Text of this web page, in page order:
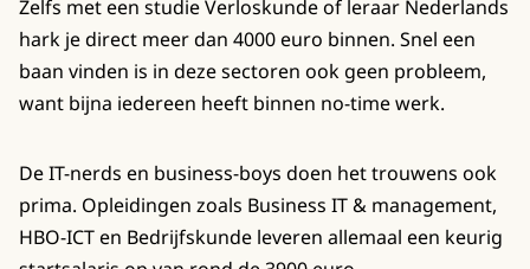
Zelfs met een studie Verloskunde of leraar Nederlands
hark je direct meer dan 4000 euro binnen. Snel een
baan vinden is in deze sectoren ook geen probleem,
want bijna iedereen heeft binnen no-time werk.
De IT-nerds en business-boys doen het trouwens ook
prima. Opleidingen zoals Business IT & management,
HBO-ICT en Bedrijfskunde leveren allemaal een keurig